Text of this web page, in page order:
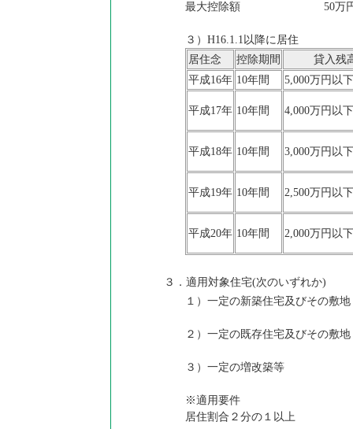
最大控除額 50万
３）H16.1.1以降に居住
居住念
控除期間
貸入残
平成16年 10年間 5,000万円以
平成17年 10年間 4,000万円以
平成18年 10年間 3,000万円以
平成19年 10年間 2,500万円以
平成20年 10年間 2,000万円以
３．適用対象住宅(次のいずれか)
１）一定の新築住宅及びその敷地
２）一定の既存住宅及びその敷地
３）一定の増改築等
※適用要件
居住割合２分の１以上